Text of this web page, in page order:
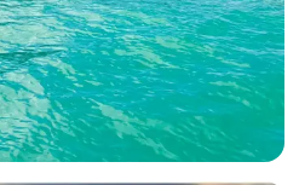
& Preis ansehen